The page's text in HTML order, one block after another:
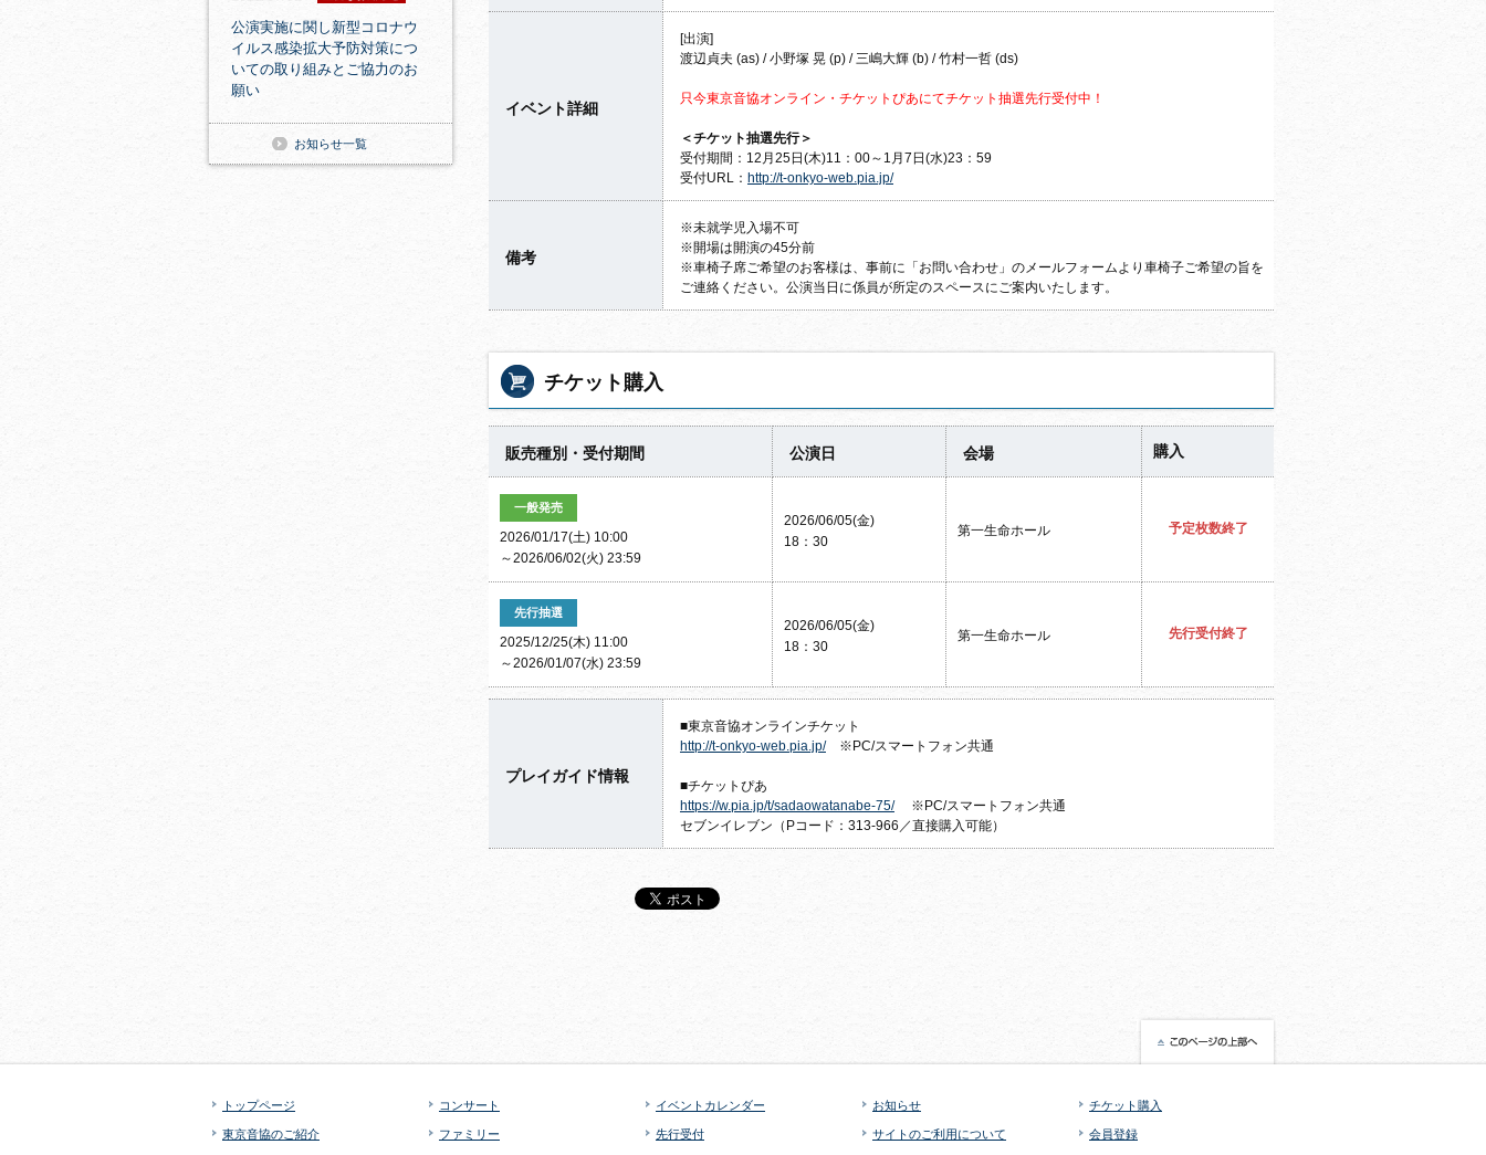
イベント詳細
[出演]
渡辺貞夫 (as) / 小野塚 晃 (p) / 三嶋大輝 (b) / 竹村一哲 (ds)
只今東京音協オンライン・チケットぴあにてチケット抽選先行受付中！
＜チケット抽選先行＞
受付期間：12月25日(木)11：00～1月7日(水)23：59
受付URL： http://t-onkyo-web.pia.jp/
備考
※未就学児入場不可
※開場は開演の45分前
※車椅子席ご希望のお客様は、事前に「お問い合わせ」のメールフォームより車椅子ご希望の旨を
ご連絡ください。公演当日に係員が所定のスペースにご案内いたします。
チケット購入
販売種別・受付期間 公演日 会場 購入
一般発売
2026/01/17(土) 10:00
～2026/06/02(火) 23:59
2026/06/05(金)
18：30
第一生命ホール 予定枚数終了
先行抽選
2025/12/25(木) 11:00
～2026/01/07(水) 23:59
2026/06/05(金)
18：30
第一生命ホール 先行受付終了
プレイガイド情報
■東京音協オンラインチケット
http://t-onkyo-web.pia.jp/※PC/スマートフォン共通
■チケットぴあ
https://w.pia.jp/t/sadaowatanabe-75/※PC/スマートフォン共通
セブンイレブン（Pコード：313-966／直接購入可能）
公演実施に関し新型コロナウ
イルス感染拡大予防対策につ
いての取り組みとご協力のお
願い
お知らせ一覧
トップページ
東京音協のご紹介
コンサート
ファミリー
イベントカレンダー
先行受付
お知らせ
サイトのご利用について
チケット購入
会員登録